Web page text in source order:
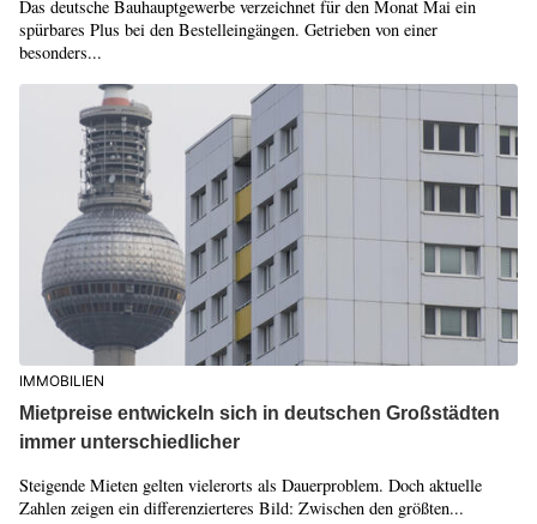
Das deutsche Bauhauptgewerbe verzeichnet für den Monat Mai ein
spürbares Plus bei den Bestelleingängen. Getrieben von einer
besonders...
IMMOBILIEN
Mietpreise entwickeln sich in deutschen Großstädten
immer unterschiedlicher
Steigende Mieten gelten vielerorts als Dauerproblem. Doch aktuelle
Zahlen zeigen ein differenzierteres Bild: Zwischen den größten...